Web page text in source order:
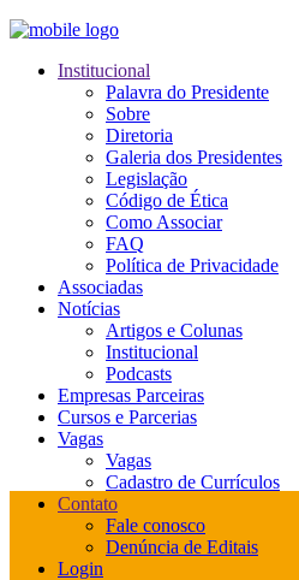
Institucional
Palavra do Presidente
Sobre
Diretoria
Galeria dos Presidentes
Legislação
Código de Ética
Como Associar
FAQ
Política de Privacidade
Associadas
Notícias
Artigos e Colunas
Institucional
Podcasts
Empresas Parceiras
Cursos e Parcerias
Vagas
Vagas
Cadastro de Currículos
Contato
Fale conosco
Denúncia de Editais
Login